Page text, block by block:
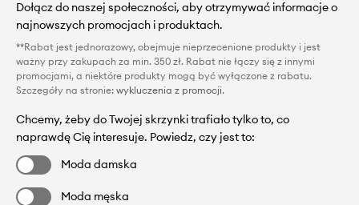
Dołącz do naszej społeczności, aby otrzymywać informacje o
najnowszych promocjach i produktach.
**Rabat jest jednorazowy, obejmuje nieprzecenione produkty i jest
ważny przy zakupach za min. 350 zł. Rabat nie łączy się z innymi
promocjami, a niektóre produkty mogą być wyłączone z rabatu.
Szczegóły na stronie: wykluczenia z promocji.
Chcemy, żeby do Twojej skrzynki trafiało tylko to, co
naprawdę Cię interesuje. Powiedz, czy jest to:
Moda damska
Moda męska